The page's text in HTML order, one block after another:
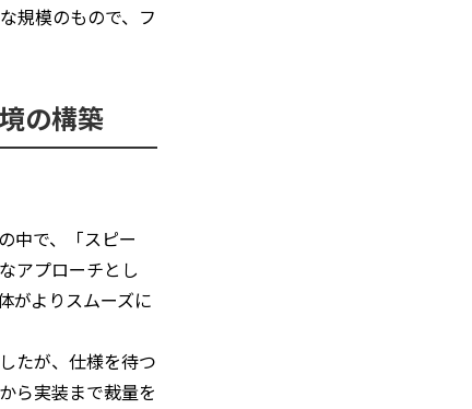
規模のもので、フ
の構築
中で、「スピー
アプローチとし
がよりスムーズに
たが、仕様を待つ
ら実装まで裁量を